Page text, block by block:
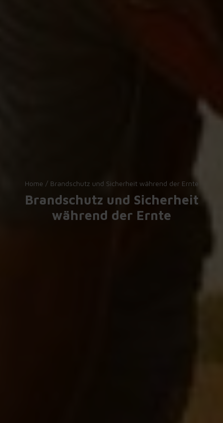
Home / Brandschutz und Sicherheit während der Ernte
Brandschutz und Sicherheit
während der Ernte